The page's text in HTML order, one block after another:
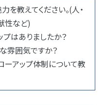
を教えてください。(人・
性など)
プはありましたか？
雰囲気ですか？
ーアップ体制について教